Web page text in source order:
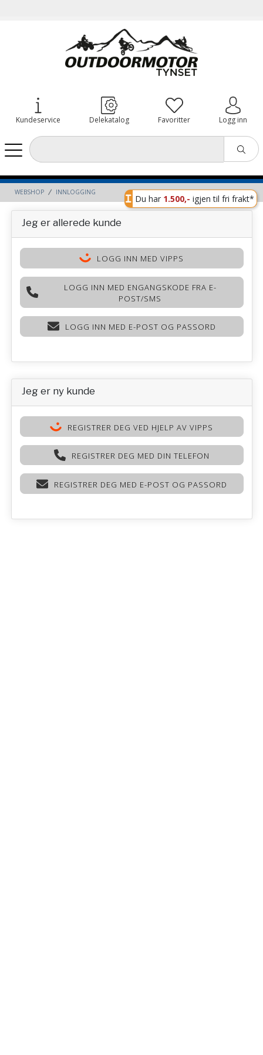
Kundeservice Delekatalog Favoritter Logg inn
WEBSHOP INNLOGGING
Du har 1.500,- igjen til fri frakt*
Jeg er allerede kunde
LOGG INN MED VIPPS
LOGG INN MED ENGANGSKODE FRA E-
POST/SMS
LOGG INN MED E-POST OG PASSORD
Jeg er ny kunde
REGISTRER DEG VED HJELP AV VIPPS
REGISTRER DEG MED DIN TELEFON
REGISTRER DEG MED E-POST OG PASSORD